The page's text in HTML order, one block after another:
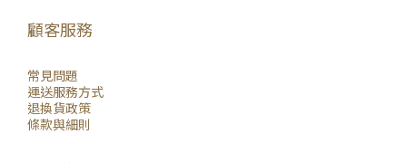
顧客服務
常見問題
運送服務方式
退換貨政策
條款與細則